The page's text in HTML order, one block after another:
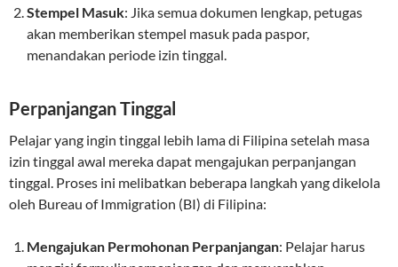
Stempel Masuk: Jika semua dokumen lengkap, petugas
akan memberikan stempel masuk pada paspor,
menandakan periode izin tinggal.
Perpanjangan Tinggal
Pelajar yang ingin tinggal lebih lama di Filipina setelah masa
izin tinggal awal mereka dapat mengajukan perpanjangan
tinggal. Proses ini melibatkan beberapa langkah yang dikelola
oleh Bureau of Immigration (BI) di Filipina:
Mengajukan Permohonan Perpanjangan: Pelajar harus